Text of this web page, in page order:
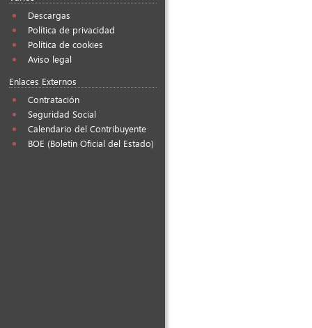
Descargas
Política de privacidad
Política de cookies
Aviso legal
Enlaces Externos
Contratación
Seguridad Social
Calendario del Contribuyente
BOE (Boletín Oficial del Estado)